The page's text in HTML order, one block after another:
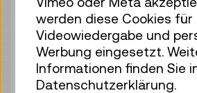
35 Plätze frei
€ 2,50
So 09.08. 15:00–15:40
Reservierung Kinderbereich
werden diese Cookies für
Videowiedergabe und
Werbung eingesetzt.
Informationen finden Sie
Datenschutzerklärung.